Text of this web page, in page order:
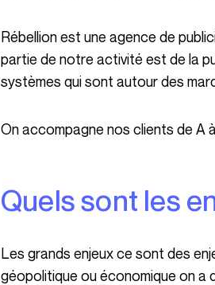
Rébellion est une agence de publicité de communication, plutôt une agence qu’on dit créative. Une
partie de notre activité est de la
systèmes qui sont autour des
On accompagne nos clients de
Quels sont les
Les grands enjeux ce sont des enjeux de rentabilité puisqu’avec tout le contexte, qu’il soit
géopolitique ou économique on a